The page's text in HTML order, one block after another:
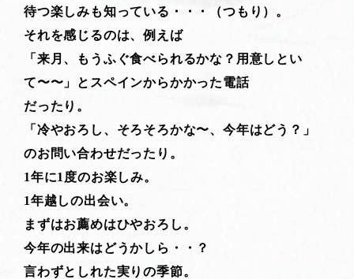
待つ楽しみも知っている・・・（つもり）。
それを感じるのは、例えば
「来月、もうふぐ食べられるかな？用意しとい
て〜〜」とスペインからかかった電話
だったり。
「冷やおろし、そろそろかな〜、今年はどう？」
のお問い合わせだったり。
1年に1度のお楽しみ。
1年越しの出会い。
まずはお薦めはひやおろし。
今年の出来はどうかしら・・？
言わずとしれた実りの季節。